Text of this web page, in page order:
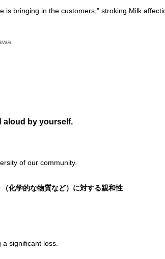
bringing in the customers," stroking Milk
aloud by yourself.
of our community.
化学的な物質など）に対する親和性
a significant loss.